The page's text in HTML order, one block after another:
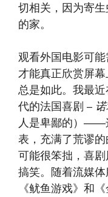
切相关，因为寄
的家。
观看外国电影可
才能真正欣赏屏
总是如此。我最
代的法国喜剧 –
人是卑鄙的）——
表，充满了荒谬
可能很笨拙，喜
搞笑。随着流媒
《鱿鱼游戏》和